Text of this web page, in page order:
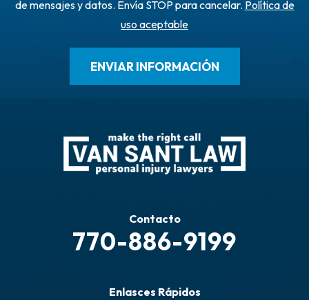
de mensajes y datos. Envía STOP para cancelar. Política de
uso aceptable
Contacto
770-886-9199
Enlasces Rápidos